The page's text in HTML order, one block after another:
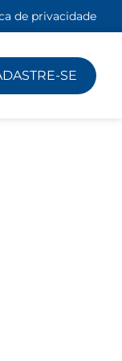
de privacidade
SE